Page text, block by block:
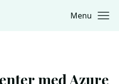
Menu
med Azure